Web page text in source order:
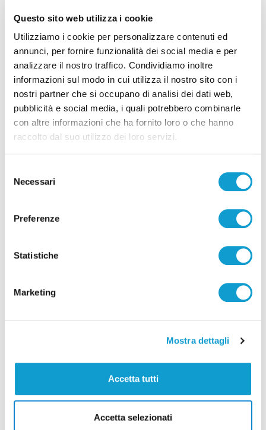
Questo sito web utilizza i cookie
Utilizziamo i cookie per personalizzare contenuti ed
annunci, per fornire funzionalità dei social media e per
analizzare il nostro traffico. Condividiamo inoltre
informazioni sul modo in cui utilizza il nostro sito con i
nostri partner che si occupano di analisi dei dati web,
pubblicità e social media, i quali potrebbero combinarle
con altre informazioni che ha fornito loro o che hanno
raccolto dal suo utilizzo dei loro servizi.
delNecessari
Preferenze
Statistiche
Marketing
Mostra dettagli
Accetta tutti
Accetta selezionati
Ascoli - Sventato tentativo di introdurre
droga nel carcere di Marino del Tronto